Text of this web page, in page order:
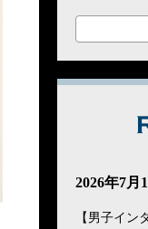
2026年7月
【男子イン